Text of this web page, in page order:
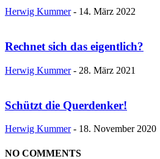
Herwig Kummer - 14. März 2022
Rechnet sich das eigentlich?
Herwig Kummer - 28. März 2021
Schützt die Querdenker!
Herwig Kummer - 18. November 2020
NO COMMENTS